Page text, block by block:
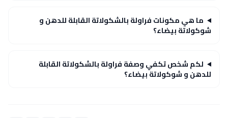
ما هي مكونات فراولة بالشكولاتة القابلة للدهن و
شوكولاتة بيضاء؟
لكم شخص تكفي وصفة فراولة بالشكولاتة القابلة
للدهن و شوكولاتة بيضاء؟